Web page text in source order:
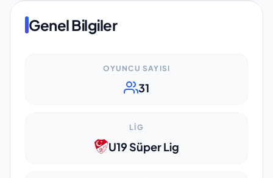
Genel Bilgiler
OYUNCU SAYISI
31
LIG
U19 Süper Lig